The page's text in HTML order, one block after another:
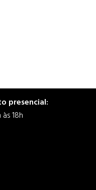
presencial:
18h